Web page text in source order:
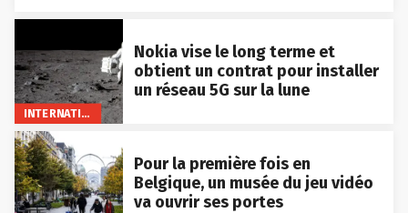
INTERNATIONAL
Nokia vise le long terme et
obtient un contrat pour installer
un réseau 5G sur la lune
Pour la première fois en
Belgique, un musée du jeu vidéo
va ouvrir ses portes